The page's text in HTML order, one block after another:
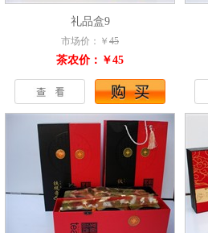
礼品盒9
市场价：￥ 45
茶农价：￥45